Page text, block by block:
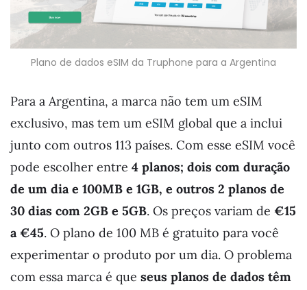
Plano de dados eSIM da Truphone para a Argentina
Para a Argentina, a marca não tem um eSIM
exclusivo, mas tem um eSIM global que a inclui
junto com outros 113 países. Com esse eSIM você
pode escolher entre 4 planos; dois com duração
de um dia e 100MB e 1GB, e outros 2 planos de
30 dias com 2GB e 5GB. Os preços variam de €15
a €45. O plano de 100 MB é gratuito para você
experimentar o produto por um dia. O problema
com essa marca é que seus planos de dados têm